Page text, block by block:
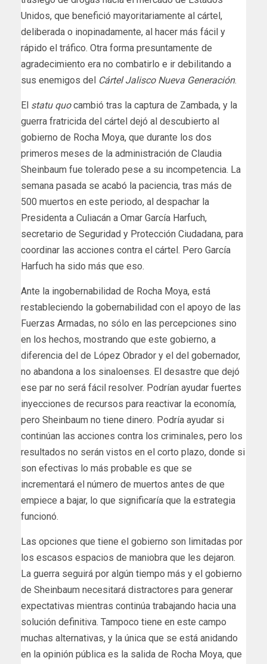
Unidos, que benefició mayoritariamente al cártel,
deliberada o inopinadamente, al hacer más fácil y
rápido el tráfico. Otra forma presuntamente de
agradecimiento era no combatirlo e ir debilitando a
sus enemigos del Cártel Jalisco Nueva Generación.
El statu quocambió tras la captura de Zambada, y la
guerra fratricida del cártel dejó al descubierto al
gobierno de Rocha Moya, que durante los dos
primeros meses de la administración de Claudia
Sheinbaum fue tolerado pese a su incompetencia. La
semana pasada se acabó la paciencia, tras más de
500 muertos en este periodo, al despachar la
Presidenta a Culiacán a Omar García Harfuch,
secretario de Seguridad y Protección Ciudadana, para
coordinar las acciones contra el cártel. Pero García
Harfuch ha sido más que eso.
Ante la ingobernabilidad de Rocha Moya, está
restableciendo la gobernabilidad con el apoyo de las
Fuerzas Armadas, no sólo en las percepciones sino
en los hechos, mostrando que este gobierno, a
diferencia del de López Obrador y el del gobernador,
no abandona a los sinaloenses. El desastre que dejó
ese par no será fácil resolver. Podrían ayudar fuertes
inyecciones de recursos para reactivar la economía,
pero Sheinbaum no tiene dinero. Podría ayudar si
continúan las acciones contra los criminales, pero los
resultados no serán vistos en el corto plazo, donde si
son efectivas lo más probable es que se
incrementará el número de muertos antes de que
empiece a bajar, lo que significaría que la estrategia
funcionó.
Las opciones que tiene el gobierno son limitadas por
los escasos espacios de maniobra que les dejaron.
La guerra seguirá por algún tiempo más y el gobierno
de Sheinbaum necesitará distractores para generar
expectativas mientras continúa trabajando hacia una
solución definitiva. Tampoco tiene en este campo
muchas alternativas, y la única que se está anidando
en la opinión pública es la salida de Rocha Moya, que